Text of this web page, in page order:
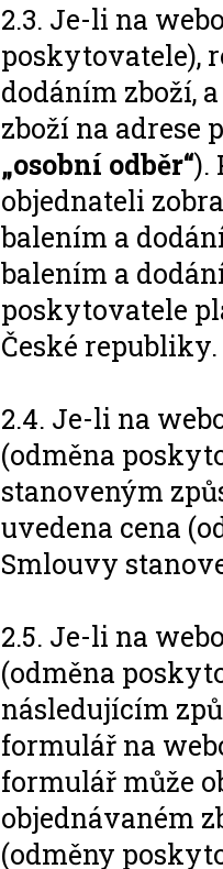
2.3. Je-li na
poskytovatele),
dodáním zboží,
zboží na adrese
„osobní odběr“).
objednateli
balením a
balením a
poskytovatele
České republiky.
2.4. Je-li na
(odměna
stanoveným
uvedena cena
Smlouvy
2.5. Je-li na
(odměna
následujícím
formulář na
formulář může
objednávaném
(odměny